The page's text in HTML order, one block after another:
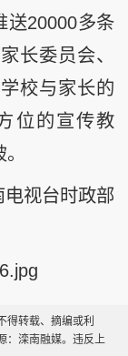
送20000多条
长委员会、
校与家长的
位的宣传教
视台时政部
得转载、摘编或利
：滦南融媒。违反上